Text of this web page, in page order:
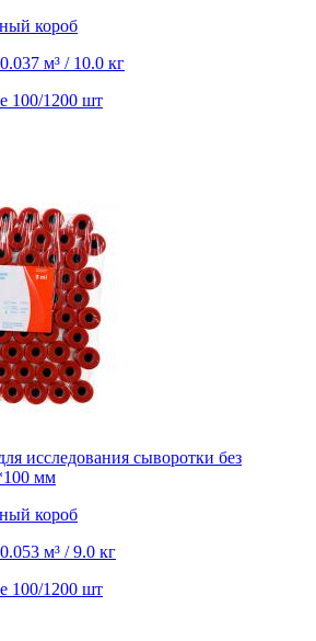
короб
0.037 м³ / 10.0 кг
100/1200 шт
исследования сыворотки без
мм
короб
0.053 м³ / 9.0 кг
100/1200 шт